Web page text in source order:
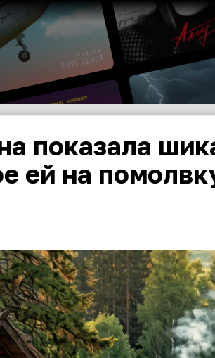
показала
ей на